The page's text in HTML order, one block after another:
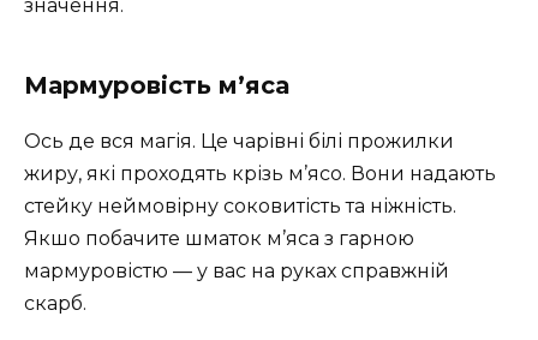
значення.
Мармуровість м’яса
Ось де вся магія. Це чарівні білі прожилки
жиру, які проходять крізь м’ясо. Вони надають
стейку неймовірну соковитість та ніжність.
Якшо побачите шматок м’яса з гарною
мармуровістю — у вас на руках справжній
скарб.